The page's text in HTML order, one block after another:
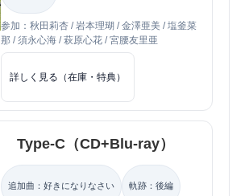
参加：秋田莉杏 / 岩本理瑚 / 金澤亜美 / 塩釜菜
那 / 須永心海 / 萩原心花 / 宮腰友里亜
詳しく見る（在庫・特典）
Type-C（CD+Blu-ray）
追加曲：好きになりなさい 軌跡：後編